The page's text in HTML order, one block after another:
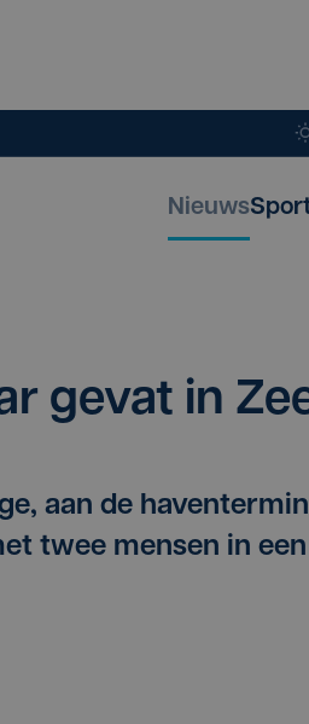
Nieuws
gevat in
aan de
twee mensen in